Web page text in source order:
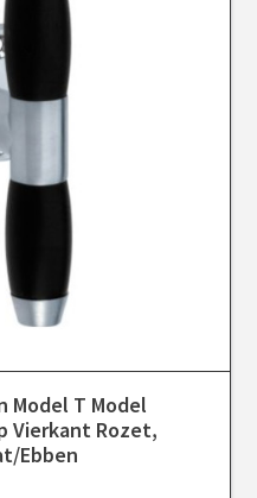
Model T Model
Vierkant Rozet,
ebben